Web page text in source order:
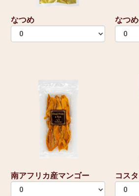
なつめ なつ
南アフリカ産マンゴー コス